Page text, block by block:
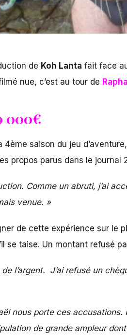
de Koh Lanta fait face
nue, c’est au tour de
000€
saison du jeu d’aventure,
propos parus dans le journal
Comme un abruti, j’ai
venue. »
de cette expérience sur le
se taise. Un montant refusé
l’argent. J’ai refusé un
nous porte ces
de grande ampleur